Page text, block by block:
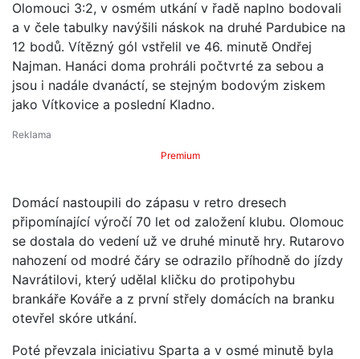
Olomouci 3:2, v osmém utkání v řadě naplno bodovali
a v čele tabulky navýšili náskok na druhé Pardubice na
12 bodů. Vítězný gól vstřelil ve 46. minutě Ondřej
Najman. Hanáci doma prohráli počtvrté za sebou a
jsou i nadále dvanáctí, se stejným bodovým ziskem
jako Vítkovice a poslední Kladno.
Premium
Domácí nastoupili do zápasu v retro dresech
připomínající výročí 70 let od založení klubu. Olomouc
se dostala do vedení už ve druhé minutě hry. Rutarovo
nahození od modré čáry se odrazilo příhodně do jízdy
Navrátilovi, který udělal kličku do protipohybu
brankáře Kováře a z první střely domácích na branku
otevřel skóre utkání.
Poté převzala iniciativu Sparta a v osmé minutě byla